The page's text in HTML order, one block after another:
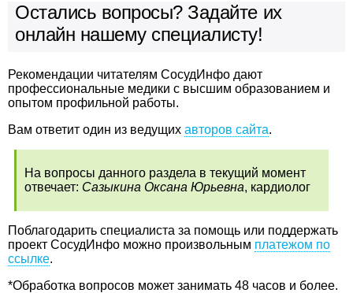
Остались вопросы? Задайте их
онлайн нашему специалисту!
Рекомендации читателям СосудИнфо дают
профессиональные медики с высшим образованием и
опытом профильной работы.
Вам ответит один из ведущих авторов сайта.
На вопросы данного раздела в текущий момент
отвечает: Сазыкина Оксана Юрьевна, кардиолог
Поблагодарить специалиста за помощь или поддержать
проект СосудИнфо можно произвольным платежом по
ссылке.
*Обработка вопросов может занимать 48 часов и более.